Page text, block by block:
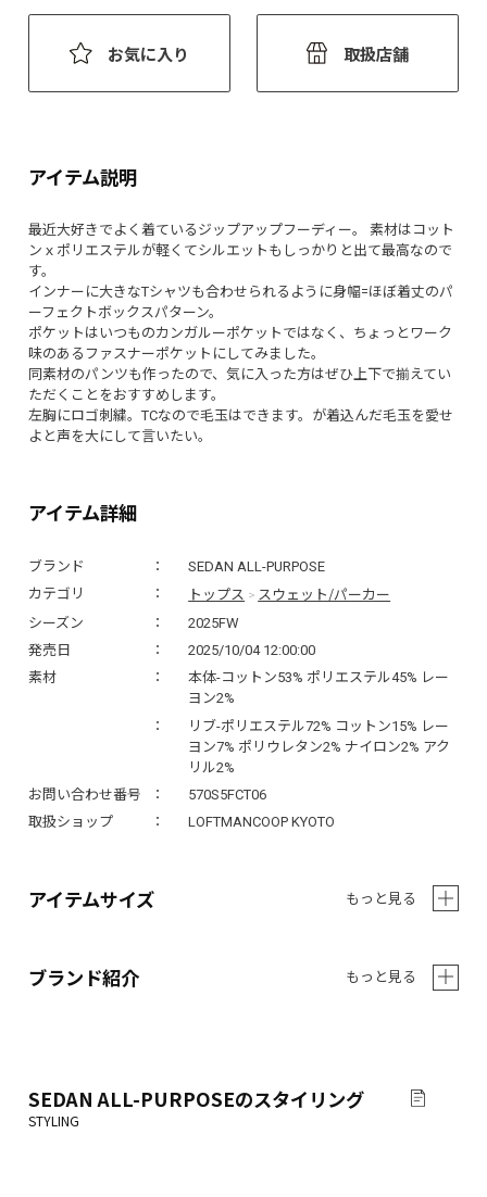
お気に入り 取扱店舗
アイテム詳細
ブランド
SEDAN ALL-PURPOSE
カテゴリ
トップス > スウェット/パーカー
シーズン
2025FW
発売日
2025/10/04 12:00:00
素材
本体-コットン53% ポリエステル45% レー
ヨン2%
リブ-ポリエステル72% コットン15% レー
ヨン7% ポリウレタン2% ナイロン2% アク
リル2%
お問い合わせ番号
570S5FCT06
取扱ショップ
LOFTMANCOOP KYOTO
アイテム説明
最近大好きでよく着ているジップアップフーディー。 素材はコット
ンｘポリエステルが軽くてシルエットもしっかりと出て最高なので
す。
インナーに大きなTシャツも合わせられるように身幅=ほぼ着丈のパ
ーフェクトボックスパターン。
ポケットはいつものカンガルーポケットではなく、ちょっとワーク
味のあるファスナーポケットにしてみました。
同素材のパンツも作ったので、気に入った方はぜひ上下で揃えてい
ただくことをおすすめします。
左胸にロゴ刺繍。TCなので毛玉はできます。が着込んだ毛玉を愛せ
よと声を大にして言いたい。
アイテムサイズ もっと見る
ブランド紹介 もっと見る
SEDAN ALL-PURPOSEのスタイリング